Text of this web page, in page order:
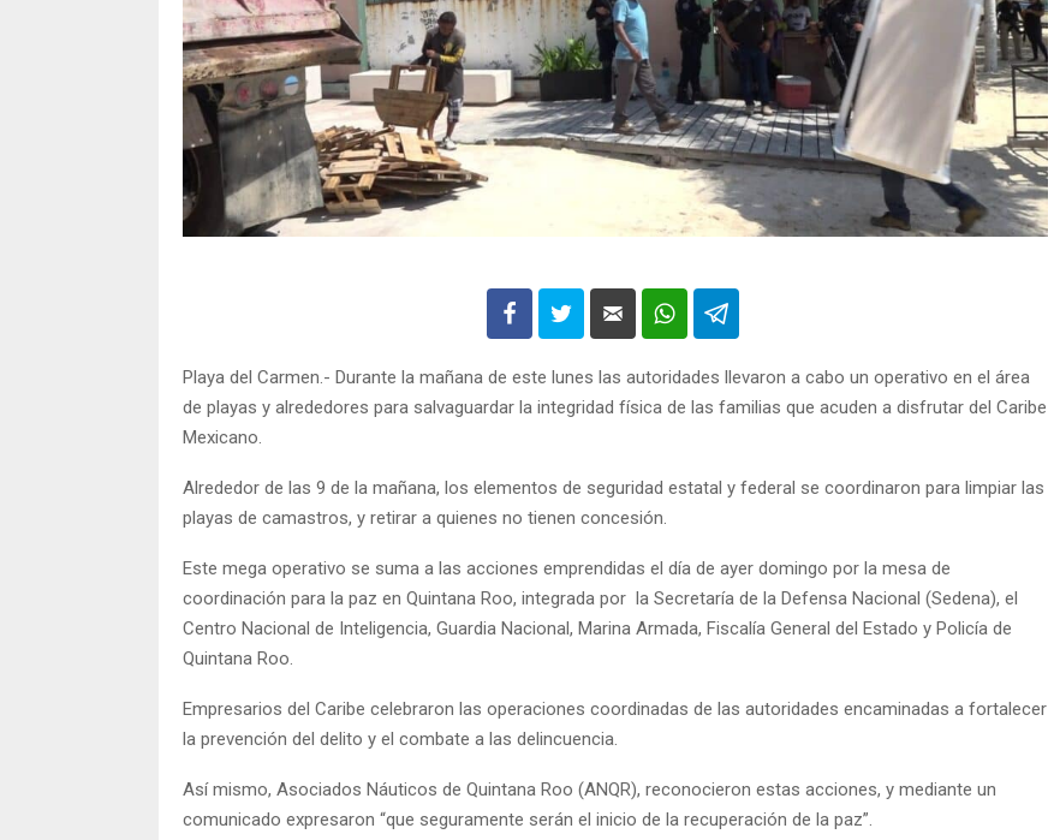
Playa del Carmen.- Durante la mañana de este lunes las autoridades llevaron a cabo un operativo en el área
de playas y alrededores para salvaguardar la integridad física de las familias que acuden a disfrutar del Caribe
Mexicano.
Alrededor de las 9 de la mañana, los elementos de seguridad estatal y federal se coordinaron para limpiar las
playas de camastros, y retirar a quienes no tienen concesión.
Este mega operativo se suma a las acciones emprendidas el día de ayer domingo por la mesa de
coordinación para la paz en Quintana Roo, integrada por la Secretaría de la Defensa Nacional (Sedena), el
Centro Nacional de Inteligencia, Guardia Nacional, Marina Armada, Fiscalía General del Estado y Policía de
Quintana Roo.
Empresarios del Caribe celebraron las operaciones coordinadas de las autoridades encaminadas a fortalecer
la prevención del delito y el combate a las delincuencia.
Así mismo, Asociados Náuticos de Quintana Roo (ANQR), reconocieron estas acciones, y mediante un
comunicado expresaron “que seguramente serán el inicio de la recuperación de la paz”.